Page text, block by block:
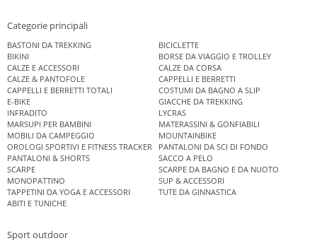
Categorie principali
BASTONI DA TREKKING
BICICLETTE
BIKINI
BORSE DA VIAGGIO E TROLLEY
CALZE E ACCESSORI
CALZE DA CORSA
CALZE & PANTOFOLE
CAPPELLI E BERRETTI
CAPPELLI E BERRETTI TOTALI
COSTUMI DA BAGNO A SLIP
E-BIKE
GIACCHE DA TREKKING
INFRADITO
LYCRAS
MARSUPI PER BAMBINI
MATERASSINI & GONFIABILI
MOBILI DA CAMPEGGIO
MOUNTAINBIKE
OROLOGI SPORTIVI E FITNESS TRACKER
PANTALONI DA SCI DI FONDO
PANTALONI & SHORTS
SACCO A PELO
SCARPE
SCARPE DA BAGNO E DA NUOTO
MONOPATTINO
SUP & ACCESSORI
TAPPETINI DA YOGA E ACCESSORI
TUTE DA GINNASTICA
ABITI E TUNICHE
Sport outdoor